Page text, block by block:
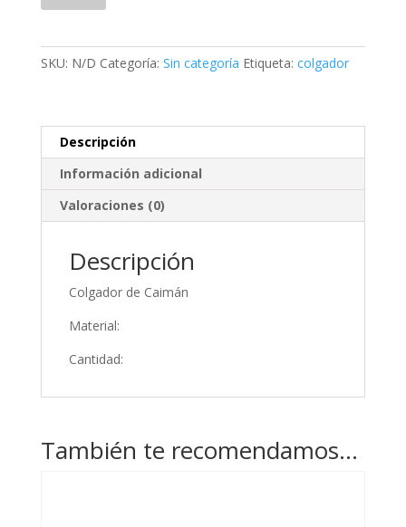
cantidad
SKU: N/D Categoría: Sin categoría Etiqueta: colgador
Descripción
Información adicional
Valoraciones (0)
Descripción
Colgador de Caimán
Material:
Cantidad:
También te recomendamos…